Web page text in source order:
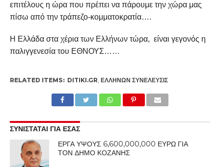
επιτέλους η ώρα που πρέπει να πάρουμε την χώρα μας
πίσω από την τράπεζο-κομματοκρατία….
Η Ελλάδα στα χέρια των Ελλήνων τώρα, είναι γεγονός η
παλιγγενεσία του ΕΘΝΟΥΣ……
RELATED ITEMS: DITIKI.GR, ΕΛΛΉΝΩΝ ΣΥΝΈΛΕΥΣΙΣ
ΣΥΝΙΣΤΑΤΑΙ ΓΙΑ ΕΣΑΣ
ΕΡΓΑ ΥΨΟΥΣ 6,600,000,000 ΕΥΡΩ ΓΙΑ
ΤΟΝ ΔΗΜΟ ΚΟΖΑΝΗΣ